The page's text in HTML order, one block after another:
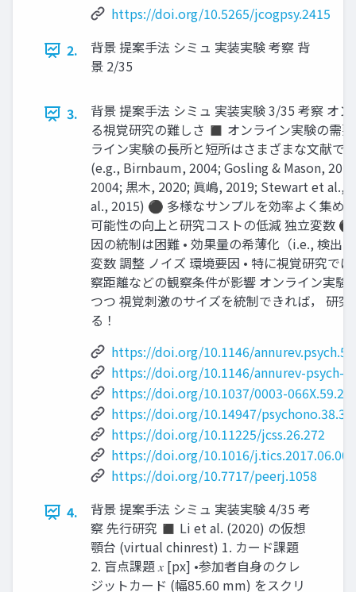
https://doi.org/10.5265/jcogpsy.2415
2.
背景 提案手法 シミュ 実装実験 考察 背
景 2/35
3.
背景 提案手法 シミュ 実装実験 3/35 考察 オ
る視覚研究の難しさ ◼ オンライン実験の需
ライン実験の長所と短所はさまざまな文献で
(e.g., Birnbaum, 2004; Gosling & Mason,
2004; 黒木, 2020; 眞嶋, 2019; Stewart et al.,
al., 2015) ⚫ 多様なサンプルを効率よく集め
可能性の向上と研究コストの低減 独立変数
因の統制は困難 • 効果量の希薄化（i.e., 検出
変数 調整 ノイズ 環境要因 • 特に視覚研究で
察距離などの観察条件が影響 オンライン実験
つつ 視覚刺激のサイズを統制できれば， 研
る！
https://doi.org/10.1146/
https://doi.org/10.1146/annurev-psych-
https://doi.org/10.1037/0003-
https://doi.org/10.14947/psychono.38.37
https://doi.org/10.11225/jcss.26.272
https://doi.org/10.1016/j.tics.2017.06.007
https://doi.org/10.7717/peerj.1058
4.
背景 提案手法 シミュ 実装実験 4/35 考
察 先行研究 ◼ Li et al. (2020) の仮想
顎台 (virtual chinrest) 1. カード課題
2. 盲点課題 𝑥 [px] •参加者自身のクレ
ジットカード (幅85.60 mm) をスクリ